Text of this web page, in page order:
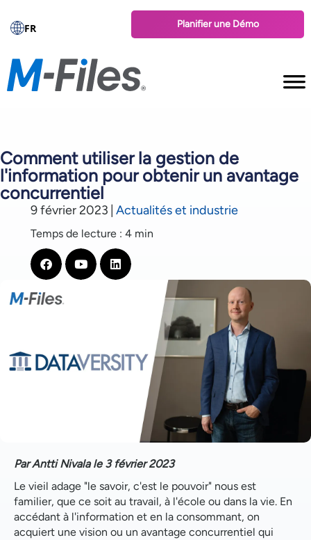
FR Planifier une Démo
Comment utiliser la gestion de
l'information pour obtenir un avantage
concurrentiel
9 février 2023 Actualités et industrie
Temps de lecture : 4 min
Par Antti Nivala le 3 février 2023
Le vieil adage "le savoir, c'est le pouvoir" nous est
familier, que ce soit au travail, à l'école ou dans la vie. En
accédant à l'information et en la consommant, on
acquiert une vision ou un avantage concurrentiel qui